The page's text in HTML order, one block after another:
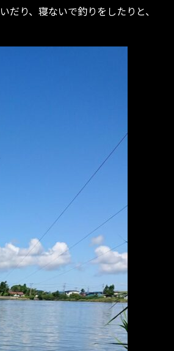
り、寝ないで釣りをしたりと、